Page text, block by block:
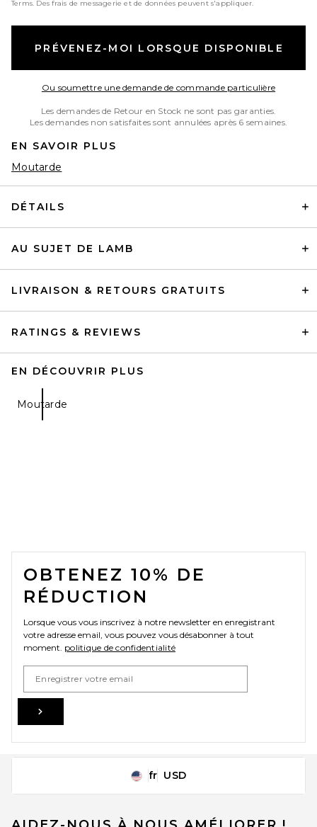
Terms. Des frais de messagerie et de données peuvent s'appliquer.
PRÉVENEZ-MOI LORSQUE DISPONIBLE
Ou soumettre une demande de commande particulièreOpens in
Les demandes de Retour en Stock ne sont pas garanties.
Les demandes non satisfaites sont annulées après 6 semaines.
EN SAVOIR PLUS
Moutarde
DÉTAILS
AU SUJET DE LAMB
LIVRAISON & RETOURS GRATUITS
RATINGS & REVIEWS
EN DÉCOUVRIR PLUS
Moutarde
FOOTER
OBTENEZ 10% DE
RÉDUCTION
Lorsque vous vous inscrivez à notre newsletter en enregistrant
votre adresse email, vous pouvez vous désabonner à tout
moment. politique de confidentialité
Change Country Regions
fr USD